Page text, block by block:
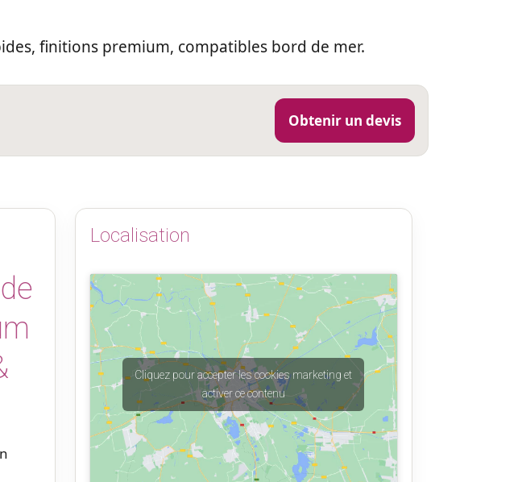
finitions premium, compatibles bord de mer.
Obtenir un devis
Localisation
Cliquez pour accepter les cookies marketing et
activer ce contenu